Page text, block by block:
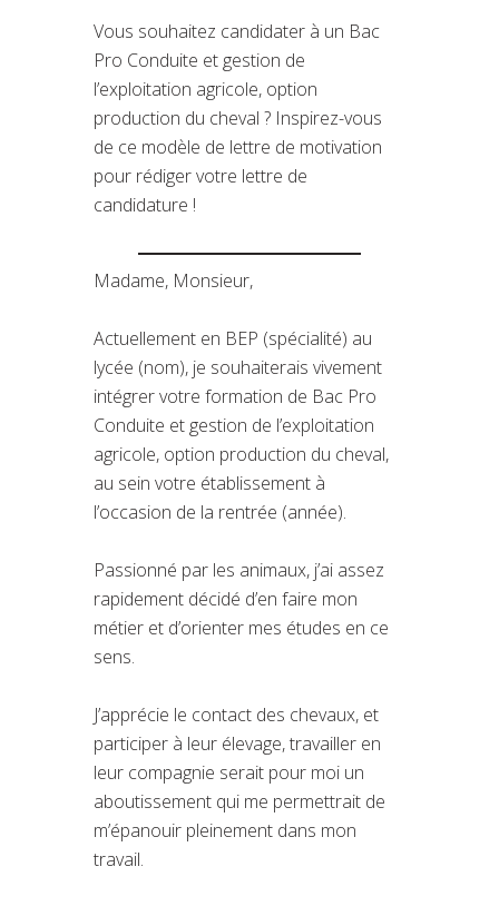
Vous souhaitez candidater à un Bac
Pro Conduite et gestion de
l’exploitation agricole, option
production du cheval ? Inspirez-vous
de ce modèle de lettre de motivation
pour rédiger votre lettre de
candidature !
Madame, Monsieur,
Actuellement en BEP (spécialité) au
lycée (nom), je souhaiterais vivement
intégrer votre formation de Bac Pro
Conduite et gestion de l’exploitation
agricole, option production du cheval,
au sein votre établissement à
l’occasion de la rentrée (année).
Passionné par les animaux, j’ai assez
rapidement décidé d’en faire mon
métier et d’orienter mes études en ce
sens.
J’apprécie le contact des chevaux, et
participer à leur élevage, travailler en
leur compagnie serait pour moi un
aboutissement qui me permettrait de
m’épanouir pleinement dans mon
travail.